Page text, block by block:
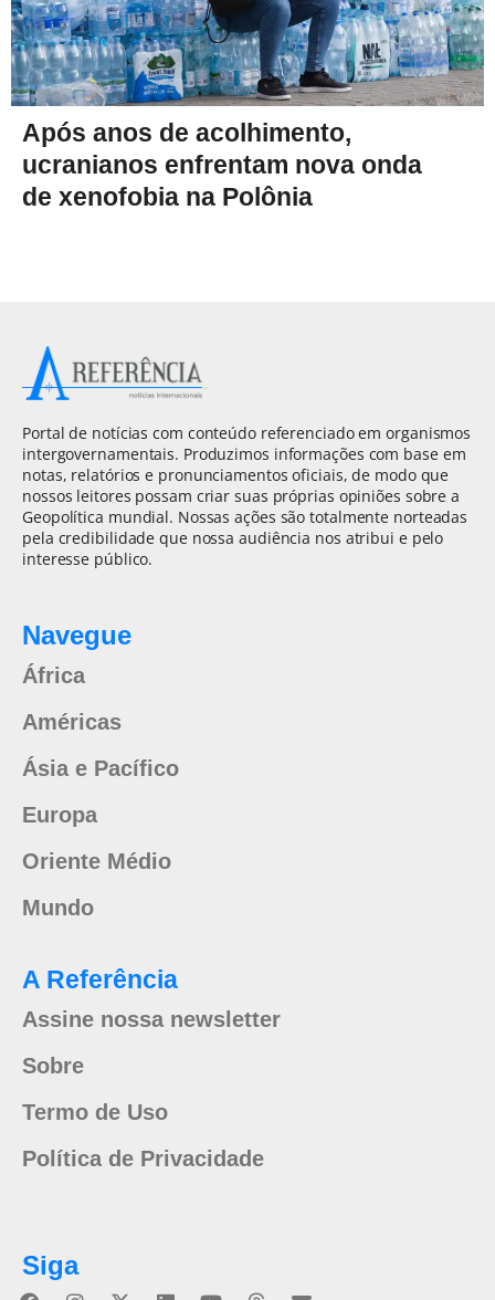
Após anos de acolhimento,
ucranianos enfrentam nova onda
de xenofobia na Polônia
Portal de notícias com conteúdo referenciado em organismos
intergovernamentais. Produzimos informações com base em
notas, relatórios e pronunciamentos oficiais, de modo que
nossos leitores possam criar suas próprias opiniões sobre a
Geopolítica mundial. Nossas ações são totalmente norteadas
pela credibilidade que nossa audiência nos atribui e pelo
interesse público.
Navegue
África
Américas
Ásia e Pacífico
Europa
Oriente Médio
Mundo
A Referência
Assine nossa newsletter
Sobre
Termo de Uso
Política de Privacidade
Siga